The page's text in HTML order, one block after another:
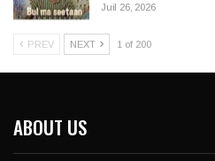
Juil 26, 2026
PREV NEXT 1 of 200
ABOUT US